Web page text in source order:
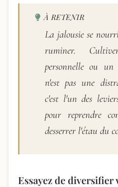
À RETENIR
La jalousie se
ruminer.
personnelle ou
n'est pas une
c'est l'un des
pour reprendre
desserrer l'étau du
Essayez de diversifier